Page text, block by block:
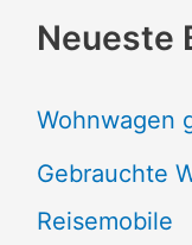
Neueste
Wohnwagen
Gebrauchte
Reisemobile